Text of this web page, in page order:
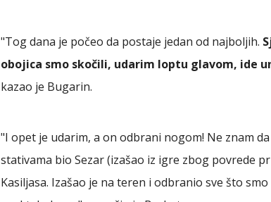
"Tog dana je počeo da postaje jedan od najboljih.
obojica smo skočili, udarim loptu glavom, ide
kazao je Bugarin.
"I opet je udarim, a on odbrani nogom! Ne znam
stativama bio Sezar (izašao iz igre zbog povrede
Kasiljasa. Izašao je na teren i odbranio sve što